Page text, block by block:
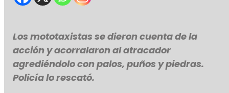
Los mototaxistas se dieron cuenta de la
acción y acorralaron al atracador
agrediéndolo con palos, puños y piedras.
Policía lo rescató.